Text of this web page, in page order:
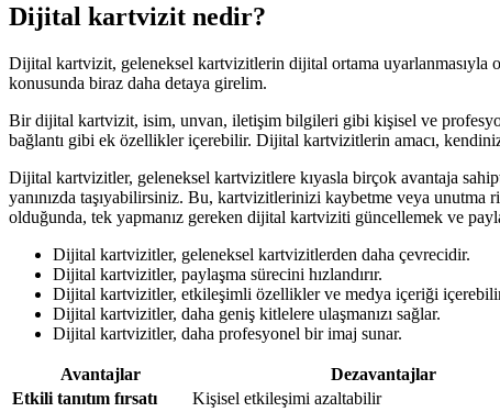
Dijital kartvizit nedir?
Dijital kartvizit, geleneksel kartvizitlerin dijital ortama uyarlanmasıyla
konusunda biraz daha detaya girelim.
Bir dijital kartvizit, isim, unvan, iletişim bilgileri gibi kişisel ve
bağlantı gibi ek özellikler içerebilir. Dijital kartvizitlerin amacı,
Dijital kartvizitler, geleneksel kartvizitlere kıyasla birçok avantaja
yanınızda taşıyabilirsiniz. Bu, kartvizitlerinizi kaybetme veya
olduğunda, tek yapmanız gereken dijital kartviziti güncellemek ve
Dijital kartvizitler, geleneksel kartvizitlerden daha çevrecidir.
Dijital kartvizitler, paylaşma sürecini hızlandırır.
Dijital kartvizitler, etkileşimli özellikler ve medya içeriği
Dijital kartvizitler, daha geniş kitlelere ulaşmanızı sağlar.
Dijital kartvizitler, daha profesyonel bir imaj sunar.
Avantajlar
Dezavantajlar
Etkili tanıtım fırsatı
Kişisel etkileşimi azaltabilir